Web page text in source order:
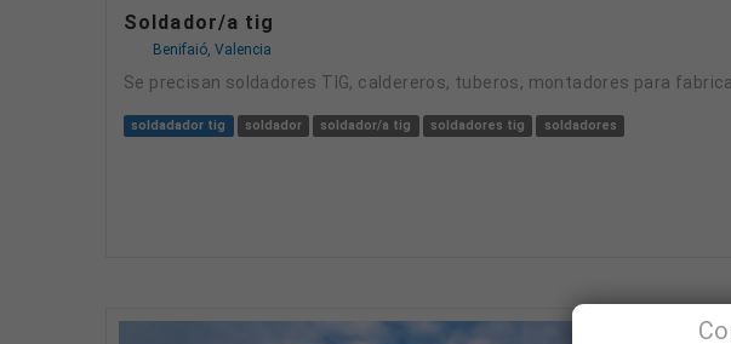
Soldador/a tig
Benifaió, Valencia
Se precisan soldadores TIG, caldereros, tuberos, montadores para
soldadador tig soldador soldador/a tig soldadores tig soldadores